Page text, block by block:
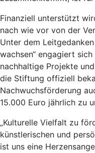
Finanziell unterstützt
nach wie vor von der
Unter dem
wachsen“ engagiert
nachhaltige Projekte
die Stiftung offiziell
Nachwuchsförderung
15.000 Euro jährlich zu
„Kulturelle Vielfalt zu
künstlerischen und
ist uns eine